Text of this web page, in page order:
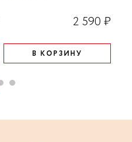
2 590 ₽
В КОРЗИНУ